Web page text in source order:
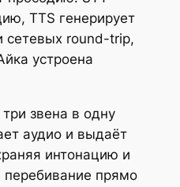
TTS генерирует
сетевых round-trip,
устроена
звена в одну
аудио и выдаёт
интонацию и
перебивание прямо